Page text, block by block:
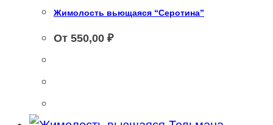
Жимолость вьющаяся “Серотина”
От 550,00 ₽